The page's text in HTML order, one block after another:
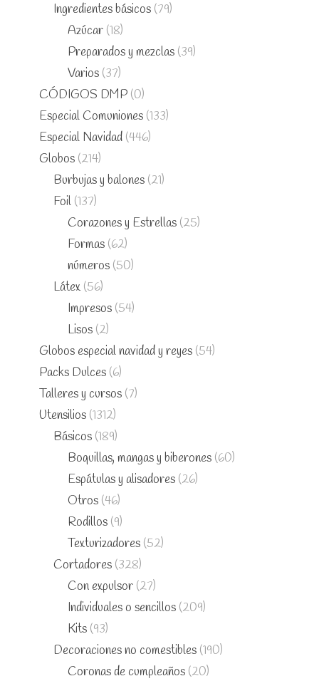
Ingredientes básicos (79)
Azúcar (18)
Preparados y mezclas (39)
Varios (37)
CÓDIGOS DMP (0)
Especial Comuniones (133)
Especial Navidad (446)
Globos (214)
Burbujas y balones (21)
Foil (137)
Corazones y Estrellas (25)
Formas (62)
números (50)
Látex (56)
Impresos (54)
Lisos (2)
Globos especial navidad y reyes (54)
Packs Dulces (6)
Talleres y cursos (7)
Utensilios (1312)
Básicos (189)
Boquillas, mangas y biberones (60)
Espátulas y alisadores (26)
Otros (46)
Rodillos (9)
Texturizadores (52)
Cortadores (328)
Con expulsor (27)
Individuales o sencillos (209)
Kits (93)
Decoraciones no comestibles (190)
Coronas de cumpleaños (20)